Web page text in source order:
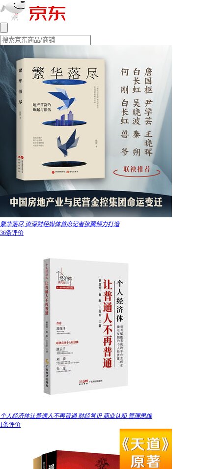
繁华落尽 资深财经媒体首席记者张翼倾力打造
36条评价
个人经济体让普通人不再普通 财经常识 商业认知 管理思维
1条评价